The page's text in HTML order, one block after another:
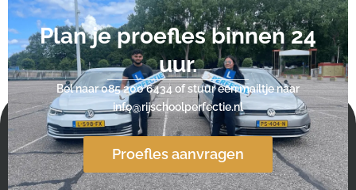
Plan je proefles binnen 24
uur.
Bel naar085 200 6434of stuur een mailtje naar
info@rijschoolperfectie.nl
Proefles aanvragen